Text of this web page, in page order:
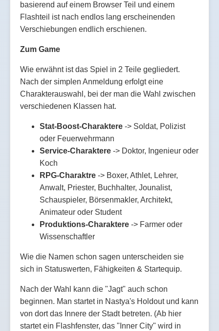
basierend auf einem Browser Teil und einem
Flashteil ist nach endlos lang erscheinenden
Verschiebungen endlich erschienen.
Zum Game
Wie erwähnt ist das Spiel in 2 Teile gegliedert.
Nach der simplen Anmeldung erfolgt eine
Charakterauswahl, bei der man die Wahl zwischen
verschiedenen Klassen hat.
Stat-Boost-Charaktere -> Soldat, Polizist
oder Feuerwehrmann
Service-Charaktere -> Doktor, Ingenieur oder
Koch
RPG-Charaktre -> Boxer, Athlet, Lehrer,
Anwalt, Priester, Buchhalter, Jounalist,
Schauspieler, Börsenmakler, Architekt,
Animateur oder Student
Produktions-Charaktere -> Farmer oder
Wissenschaftler
Wie die Namen schon sagen unterscheiden sie
sich in Statuswerten, Fähigkeiten & Startequip.
Nach der Wahl kann die "Jagt" auch schon
beginnen. Man startet in Nastya's Holdout und kann
von dort das Innere der Stadt betreten. (Ab hier
startet ein Flashfenster, das "Inner City" wird in